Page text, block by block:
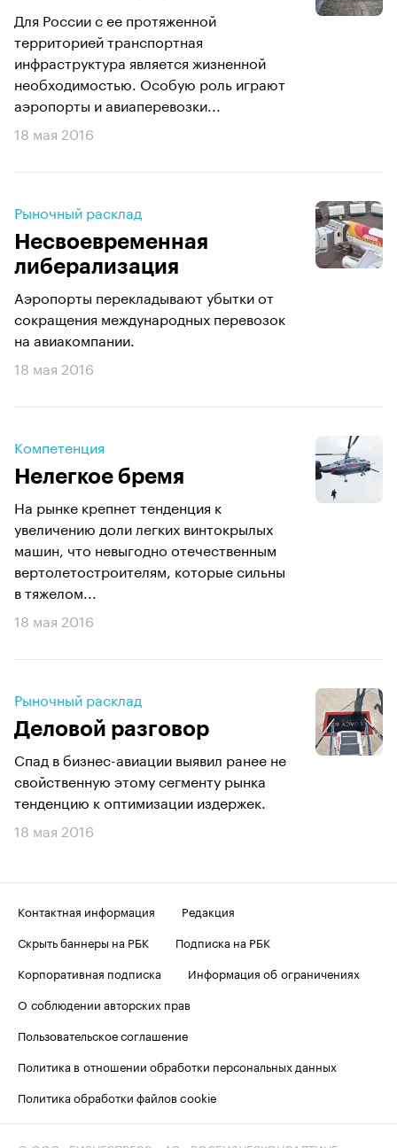
Для России c ее протяженной
территорией транспортная
инфраструктура является жизненной
необходимостью. Особую роль играют
аэропорты и авиаперевозки...
18 мая 2016
Рыночный расклад
Несвоевременная
либерализация
Аэропорты перекладывают убытки от
сокращения международных перевозок
на авиакомпании.
18 мая 2016
Компетенция
Нелегкое бремя
На рынке крепнет тенденция к
увеличению доли легких винтокрылых
машин, что невыгодно отечественным
вертолетостроителям, которые сильны
в тяжелом...
18 мая 2016
Рыночный расклад
Деловой разговор
Спад в бизнес-авиации выявил ранее не
свойственную этому сегменту рынка
тенденцию к оптимизации издержек.
18 мая 2016
Контактная информация
Редакция
Скрыть баннеры на РБК
Подписка на РБК
Корпоративная подписка
Информация об ограничениях
О соблюдении авторских прав
Пользовательское соглашение
Политика в отношении обработки персональных данных
Политика обработки файлов cookie